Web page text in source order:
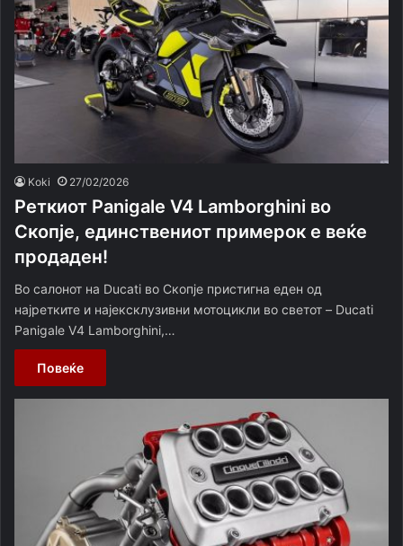
Koki 27/02/2026
Реткиот Panigale V4 Lamborghini во
Скопје, единствениот примерок е веќе
продаден!
Во салонот на Ducati во Скопје пристигна еден од
најретките и најексклузивни мотоцикли во светот – Ducati
Panigale V4 Lamborghini,…
Повеќе